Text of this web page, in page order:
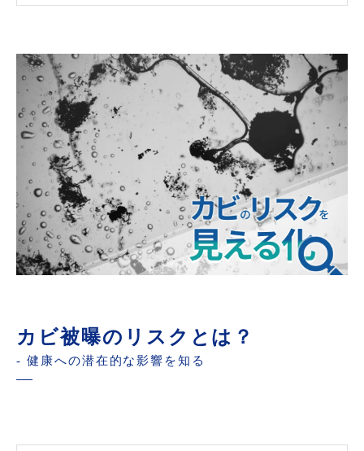
室内空気質の改善
カビリスク低減のための効果的な措置
住環境と健康の密接な関係
カビ対策と健康増進
カビの可視化と真菌検査の重要性
ハウスダストとカビ対策の相乗効果
環境変化とカビ問題の関連性
新築住宅の健康診断
高気密住宅のデメリットと対策
カビ対策の啓蒙活動
カビ被曝のリスクとは？
- 健康への潜在的な影響を知る